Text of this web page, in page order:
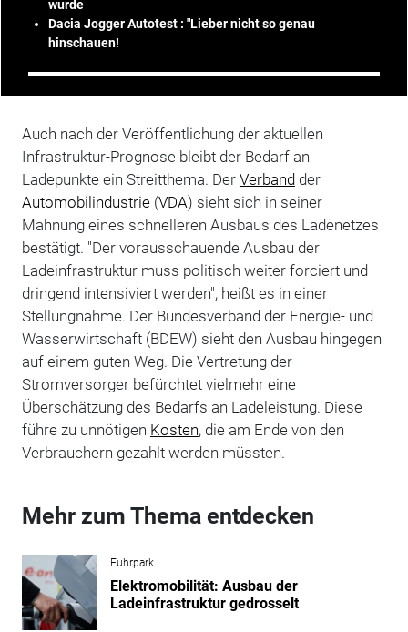
wurde
Dacia Jogger Autotest : "Lieber nicht so genau
hinschauen!
Auch nach der Veröffentlichung der aktuellen
Infrastruktur-Prognose bleibt der Bedarf an
Ladepunkte ein Streitthema. Der Verbandder
Automobilindustrie(VDA) sieht sich in seiner
Mahnung eines schnelleren Ausbaus des Ladenetzes
bestätigt. "Der vorausschauende Ausbau der
Ladeinfrastruktur muss politisch weiter forciert und
dringend intensiviert werden", heißt es in einer
Stellungnahme. Der Bundesverband der Energie- und
Wasserwirtschaft (BDEW) sieht den Ausbau hingegen
auf einem guten Weg. Die Vertretung der
Stromversorger befürchtet vielmehr eine
Überschätzung des Bedarfs an Ladeleistung. Diese
führe zu unnötigen Kosten, die am Ende von den
Verbrauchern gezahlt werden müssten.
Mehr zum Thema entdecken
Fuhrpark
Elektromobilität: Ausbau der
Ladeinfrastruktur gedrosselt